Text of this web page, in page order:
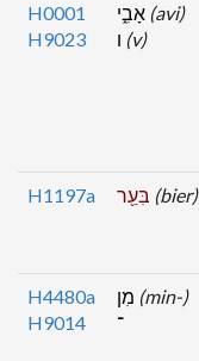
H0001
H9023
(avi)
(v)
H1197a (bier)
H4480a
H9014
(min-)
־